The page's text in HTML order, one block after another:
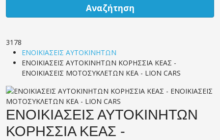
Αναζήτηση
3178
ΕΝΟΙΚΙΑΣΕΙΣ ΑΥΤΟΚΙΝΗΤΩΝ
ΕΝΟΙΚΙΑΣΕΙΣ ΑΥΤΟΚΙΝΗΤΩΝ ΚΟΡΗΣΣΙΑ ΚΕΑΣ -
ΕΝΟΙΚΙΑΣΕΙΣ ΜΟΤΟΣΥΚΛΕΤΩΝ ΚΕΑ - LION CARS
ΕΝΟΙΚΙΑΣΕΙΣ ΑΥΤΟΚΙΝΗΤΩΝ
ΚΟΡΗΣΣΙΑ ΚΕΑΣ -